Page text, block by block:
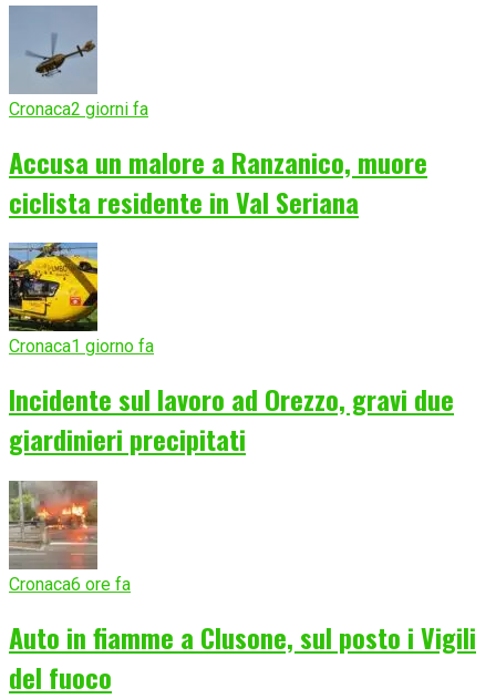
Cronaca2 giorni fa
Accusa un malore a Ranzanico, muore
ciclista residente in Val Seriana
Cronaca1 giorno fa
Incidente sul lavoro ad Orezzo, gravi due
giardinieri precipitati
Cronaca6 ore fa
Auto in fiamme a Clusone, sul posto i Vigili
del fuoco